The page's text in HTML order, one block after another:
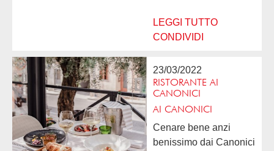
consigliare e da...
LEGGI TUTTO
CONDIVIDI
23/03/2022
RISTORANTE AI
CANONICI
AI CANONICI
Cenare bene anzi
benissimo dai Canonici